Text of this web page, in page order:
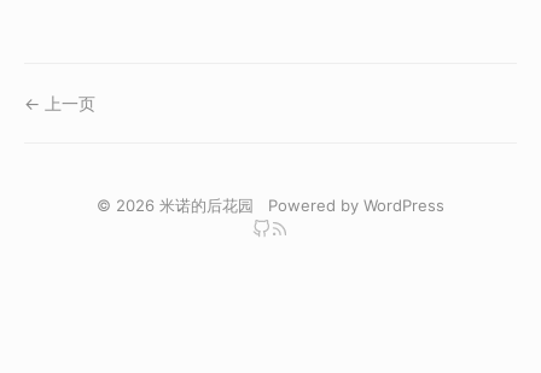
← 上一页
© 2026 米诺的后花园 Powered by WordPress